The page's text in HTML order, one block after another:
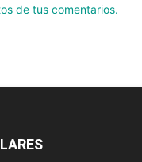
de tus comentarios.